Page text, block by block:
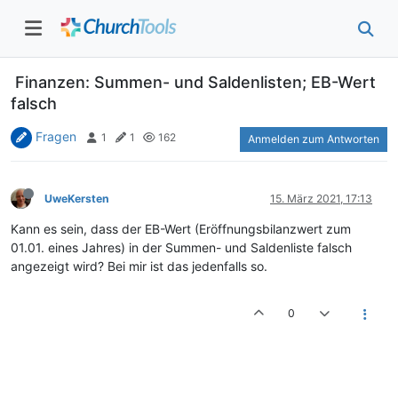
Finanzen: Summen- und Saldenlisten; EB-Wert
falsch
Fragen 1 1 162 Anmelden zum Antworten
UweKersten 15. März 2021, 17:13
Kann es sein, dass der EB-Wert (Eröffnungsbilanzwert zum
01.01. eines Jahres) in der Summen- und Saldenliste falsch
angezeigt wird? Bei mir ist das jedenfalls so.
0